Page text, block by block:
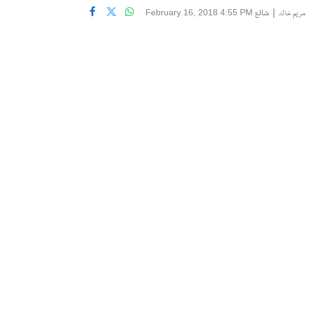
مریم خالد | شائع February 16, 2018 4:55 PM